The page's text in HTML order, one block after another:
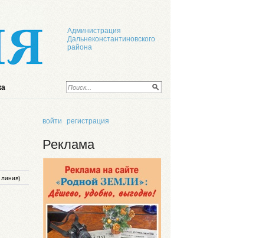
Администрация
Дальнеконстантиновского
района
линия)
войти регистрация
Реклама